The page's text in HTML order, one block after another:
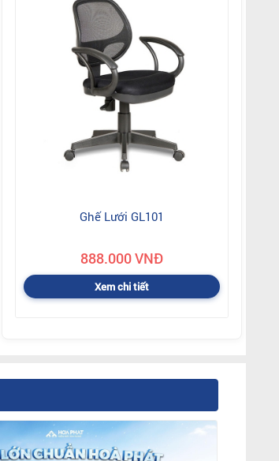
Ghế Lưới GL101
888.000 VNĐ
Xem chi tiết